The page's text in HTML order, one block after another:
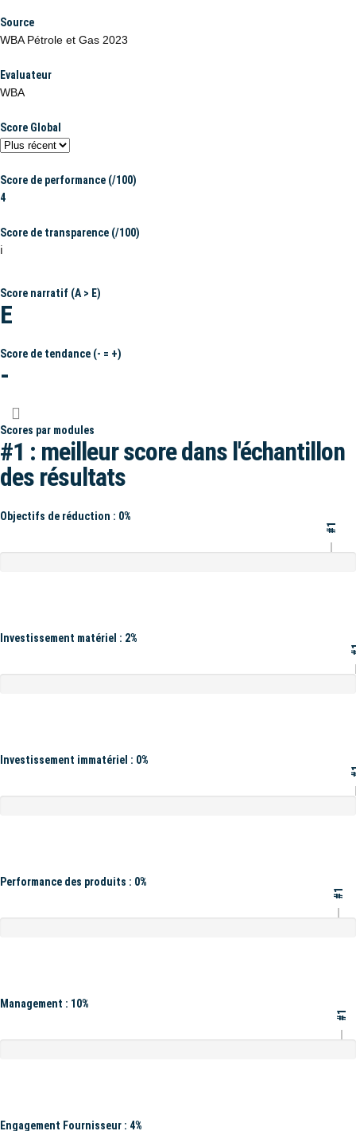
Source
WBA Pétrole et Gas 2023
Evaluateur
WBA
Score Global
Score de performance (/100)
4
Score de transparence (/100)
ℹ️
Score narratif (A > E)
E
Score de tendance (- = +)
-
Scores par modules
#1 : meilleur score dans l'échantillon
des résultats
Objectifs de réduction : 0%
#1
Investissement matériel : 2%
Investissement immatériel : 0%
Performance des produits : 0%
#1
Management : 10%
#1
Engagement Fournisseur : 4%